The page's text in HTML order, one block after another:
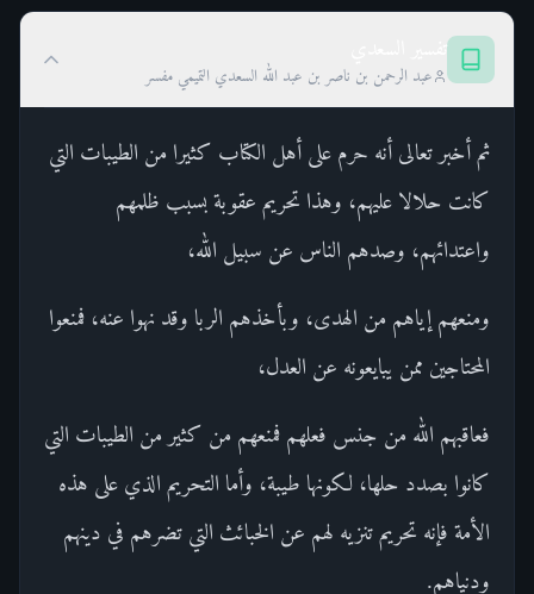
عبد الرحمن بن ناصر بن عبد الله السعدي التميمي مفسر
ثم أخبر تعالى أنه حرم على أهل الكتاب كثيرا من الطيبات التي
كانت حلالا عليهم، وهذا تحريم عقوبة بسبب ظلمهم
واعتدائهم، وصدهم الناس عن سبيل الله،
ومنعهم إياهم من الهدى، وبأخذهم الربا وقد نهوا عنه، فمنعوا
المحتاجين ممن يبايعونه عن العدل،
فعاقبهم الله من جنس فعلهم فمنعهم من كثير من الطيبات التي
كانوا بصدد حلها، لكونها طيبة، وأما التحريم الذي على هذه
الأمة فإنه تحريم تنزيه لهم عن الخبائث التي تضرهم في دينهم
ودنياهم.